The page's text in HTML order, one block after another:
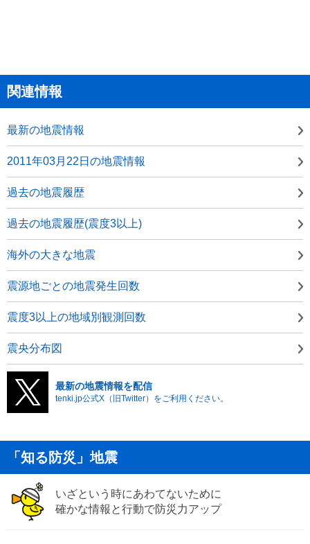
関連情報
最新の地震情報
2011年03月22日の地震情報
過去の地震履歴
過去の地震履歴(震度3以上)
海外の大きな地震
震源地ごとの地震発生回数
震度3以上の地域別観測回数
震央分布図
最新の地震情報を配信
tenki.jp公式X（旧Twitter）をご利用ください。
「知る防災」地震
いざという時にあわてないために
確かな情報と行動で防災力アップ